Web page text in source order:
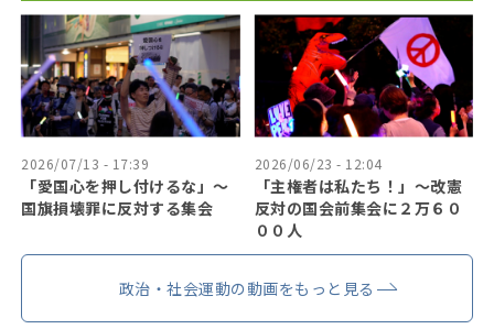
2026/07/13 - 17:39
「愛国心を押し付けるな」〜
国旗損壊罪に反対する集会
2026/06/23 - 12:04
「主権者は私たち！」〜改憲
反対の国会前集会に２万６０
００人
政治・社会運動の動画をもっと見る